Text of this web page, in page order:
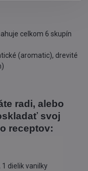
celkom 6 skupín
(aromatic), drevité
radi, alebo
svoj
receptov:
1 dielik vanilky